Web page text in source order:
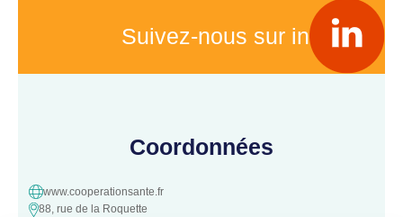
Suivez-nous sur in
Coordonnées
www.cooperationsante.fr
88, rue de la Roquette